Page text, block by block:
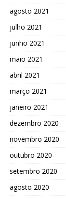
agosto 2021
julho 2021
junho 2021
maio 2021
abril 2021
março 2021
janeiro 2021
dezembro 2020
novembro 2020
outubro 2020
setembro 2020
agosto 2020